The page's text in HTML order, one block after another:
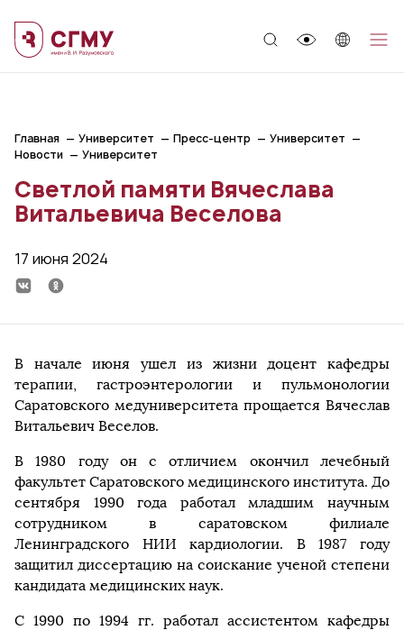
Главная Университет Пресс-центр
Университет
Новости
Университет
Светлой памяти Вячеслава
Витальевича Веселова
17 июня 2024
В начале июня ушел из жизни доцент кафедры
терапии, гастроэнтерологии и пульмонологии
Саратовского медуниверситета прощается Вячеслав
Витальевич Веселов.
В 1980 году он c отличием окончил лечебный
факультет Саратовского медицинского института. До
сентября 1990 года работал младшим научным
сотрудником в саратовском филиале
Ленинградского НИИ кардиологии. В 1987 году
защитил диссертацию на соискание ученой степени
кандидата медицинских наук.
С 1990 по 1994 гг. работал ассистентом кафедры